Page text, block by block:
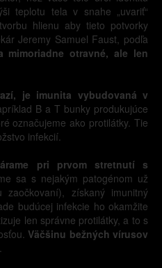
teplotu tela v snahe „uvariť“
hlienu aby tieto potvorky
Jeremy Samuel Faust, podľa
mimoriadne otravné, ale len
je imunita vybudovaná v
B a T bunky produkujúce
označujeme ako protilátky. Tie
infekcií.
pri prvom stretnutí s
sa s nejakým patogénom už
získaný imunitný
budúcej infekcie ho okamžite
len správne protilátky, a to s
Väčšinu bežných vírusov
.